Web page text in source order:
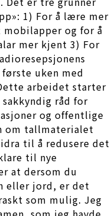
1) For å lære mer
og for å
mer kjent 3) For
uken med
arbeidet starter
råd for
og offentlige
om tallmaterialet
til å redusere det
til nye
at dersom du
eller jord, er det
som mulig. Jeg